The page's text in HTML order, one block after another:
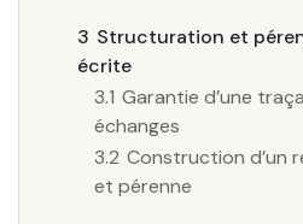
3 Structuration et
écrite
3.1 Garantie d’une
échanges
3.2 Construction d’un
et pérenne